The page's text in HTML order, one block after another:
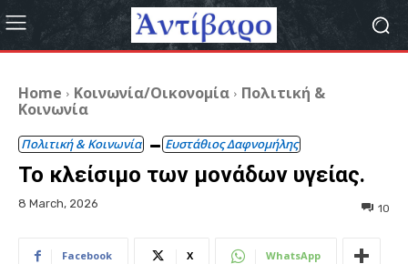
Home Κοινωνία/Οικονομία
Πολιτική &
Κοινωνία
Πολιτική & Κοινωνία Ευστάθιος Δαφνομήλης
Το κλείσιμο των μονάδων υγείας.
8 March, 2026 10
Facebook X WhatsApp